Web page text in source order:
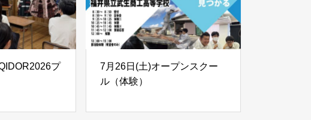
プ
7月26日(土)オープンスクー
ル（体験）